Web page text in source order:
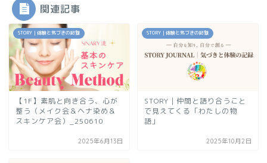
関連記事
STORY｜体験と気づきの記録
【1F】素肌と向き合う、心が
整う（メイク会＆ヘナ染め＆
スキンケア会）_250610
2025年6月13日
STORY｜体験と気づきの記録
STORY｜仲間と語り合うこと
で見えてくる「わたしの物
語」
2025年10月2日